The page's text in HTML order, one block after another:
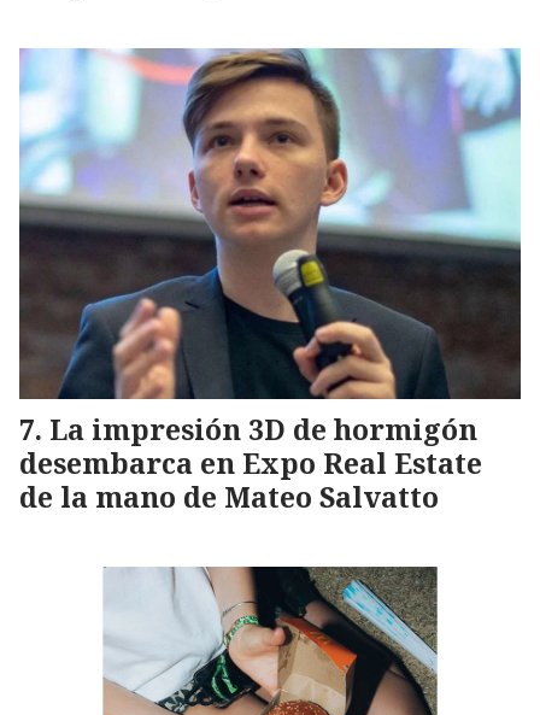
La impresión 3D de hormigón
desembarca en Expo Real Estate
de la mano de Mateo Salvatto